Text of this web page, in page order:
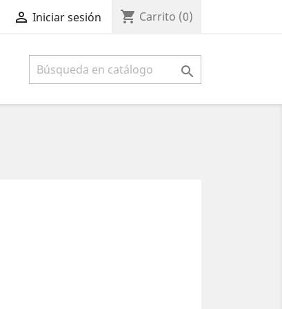
 Iniciar sesión shopping_cart Carrito (0)
